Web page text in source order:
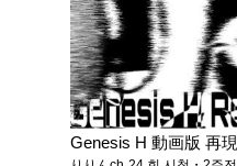
Genesis H 動画版 再現